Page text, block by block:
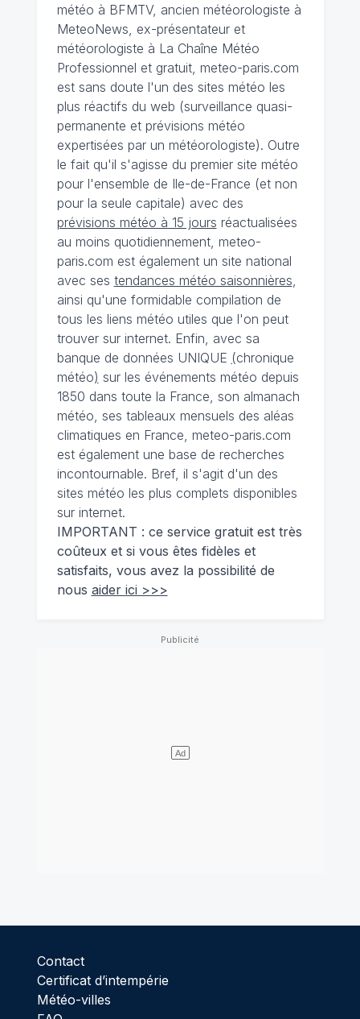
météo à BFMTV, ancien météorologiste à
MeteoNews, ex-présentateur et
météorologiste à La Chaîne Météo
Professionnel et gratuit, meteo-paris.com
est sans doute l'un des sites météo les
plus réactifs du web (surveillance quasi-
permanente et prévisions météo
expertisées par un météorologiste). Outre
le fait qu'il s'agisse du premier site météo
pour l'ensemble de Ile-de-France (et non
pour la seule capitale) avec des
prévisions météo à 15 jours réactualisées
au moins quotidiennement, meteo-
paris.com est également un site national
avec ses tendances météo saisonnières
ainsi qu'une formidable compilation de
tous les liens météo utiles que l'on peut
trouver sur internet. Enfin, avec sa
banque de données UNIQUE (chronique
météo) sur les événements météo depuis
1850 dans toute la France, son almanach
météo, ses tableaux mensuels des aléas
climatiques en France, meteo-paris.com
est également une base de recherches
incontournable. Bref, il s'agit d'un des
sites météo les plus complets disponibles
sur internet.
IMPORTANT : ce service gratuit est très
coûteux et si vous êtes fidèles et
satisfaits, vous avez la possibilité de
nous aider ici >>>
Contact
Certificat d’intempérie
Météo-villes